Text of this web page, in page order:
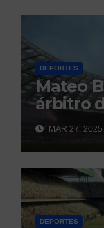
DEPORTES
Mateo
árbitro
con un
debate
MAR 27, 2025
DEPORTES